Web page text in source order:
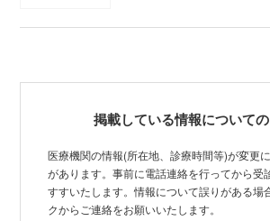
掲載している情報について
医療機関の情報(所在地、診療時間等)が変更
があります。事前に電話連絡を行ってから受
すすいたします。情報について誤りがある場
クからご連絡をお願いいたします。